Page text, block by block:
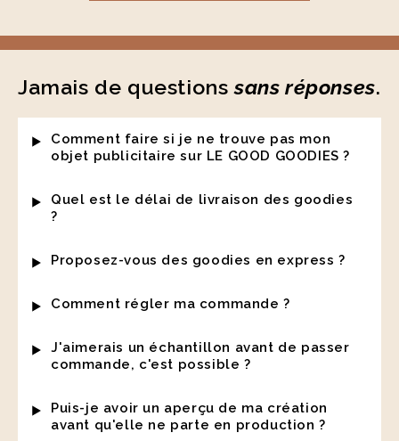
Jamais de questionssans réponses.
Comment faire si je ne trouve pas mon
objet publicitaire sur LE GOOD GOODIES ?
Quel est le délai de livraison des goodies
?
Proposez-vous des goodies en express ?
Comment régler ma commande ?
J'aimerais un échantillon avant de passer
commande, c'est possible ?
Puis-je avoir un aperçu de ma création
avant qu'elle ne parte en production ?